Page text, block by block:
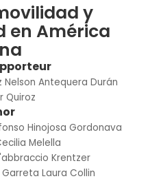
y
en América
Nelson Antequera Durán
Quiroz
Hinojosa Gordonava
Melella
Krentzer
Garreta Laura Collin